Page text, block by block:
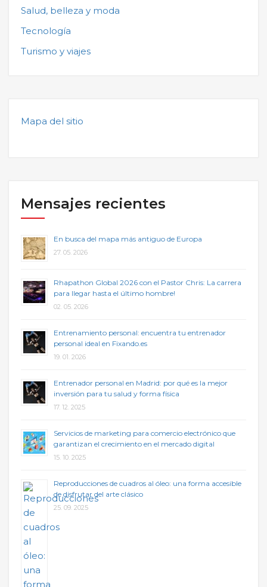
Salud, belleza y moda
Tecnología
Turismo y viajes
Mapa del sitio
Mensajes recientes
En busca del mapa más antiguo de Europa
27. 05. 2026
Rhapathon Global 2026 con el Pastor Chris: La carrera
para llegar hasta el último hombre!
02. 05. 2026
Entrenamiento personal: encuentra tu entrenador
personal ideal en Fixando.es
19. 01. 2026
Entrenador personal en Madrid: por qué es la mejor
inversión para tu salud y forma física
17. 12. 2025
Servicios de marketing para comercio electrónico que
garantizan el crecimiento en el mercado digital
15. 10. 2025
Reproducciones de cuadros al óleo: una forma accesible
de disfrutar del arte clásico
25. 09. 2025